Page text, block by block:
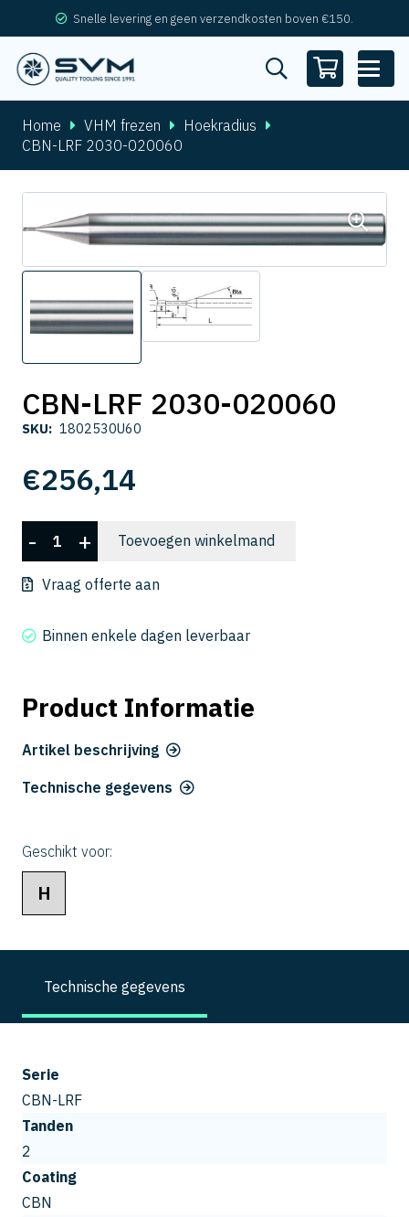
Snelle levering en geen verzendkosten boven €150.
Home VHM frezen
Hoekradius
CBN-LRF 2030-020060
CBN-LRF 2030-020060
SKU: 1802530U60
€256,14
CBN-
LRF
2030-
aantal
- + Toevoegen winkelmand
Vraag offerte aan
Binnen enkele dagen leverbaar
Product Informatie
Artikel beschrijving
Technische gegevens
Geschikt voor:
H
Technische gegevens
Serie
CBN-LRF
Tanden
2
Coating
CBN